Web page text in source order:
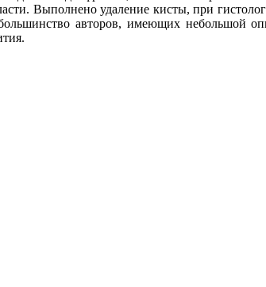
Выполнено удаление кисты, при
авторов, имеющих небольшой